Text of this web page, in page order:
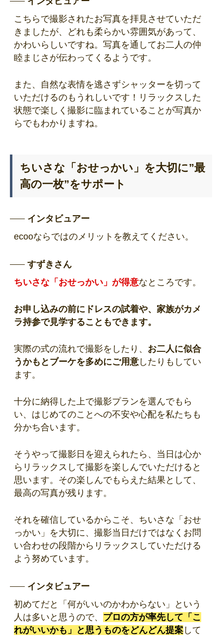
こちらで撮影されたお写真を拝見させていただ
きましたが、どれも柔らかい雰囲気があって、
かわいらしいですね。写真を通してお二人の仲
睦まじさが伝わってくるようです。
また、自然な表情を逃さずシャッターを切って
いただけるのもうれしいです！リラックスした
状態で楽しく撮影に臨まれていることが写真か
らでもわかりますね。
ちいさな「おせっかい」を大切に”最
高の一枚”をサポート
インタビュアー
ecooならではのメリットを教えてください。
すずきさん
ちいさな「おせっかい」が得意なところです。
お申し込みの前にドレスの試着や、家族がカメ
ラ持参で見学することもできます。
実際の式の流れで撮影をしたり、 お二人に似合
うかもとブーケを多めにご用意 したりもしてい
ます。
十分に納得した上で撮影プランを選んでもら
い、はじめてのことへの不安や心配を私たちも
分かち合います。
そうやって撮影日を迎えられたら、当日は心か
らリラックスして撮影を楽しんでいただけると
思います。その楽しんでもらえた結果として、
最高の写真が残ります。
それを確信しているからこそ、ちいさな「おせ
っかい」を大切に、撮影当日だけではなくお問
い合わせの段階からリラックスしていただける
よう努めています。
インタビュアー
初めてだと「何がいいのかわからない」という
人は多いと思うので、 プロの方が率先して「こ
れがいいかも」と思うものをどんどん提案 して